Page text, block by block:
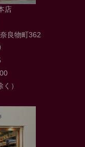
店
良物町362
）